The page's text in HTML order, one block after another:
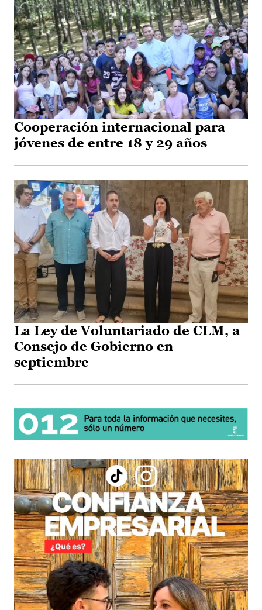
Cooperación internacional para
jóvenes de entre 18 y 29 años
La Ley de Voluntariado de CLM, a
Consejo de Gobierno en
septiembre